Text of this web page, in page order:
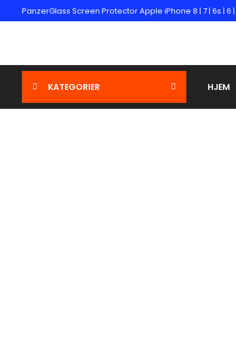
PanzerGlass Screen Protector Apple iPhone 8 | 7 | 6s |
KATEGORIER HJEM